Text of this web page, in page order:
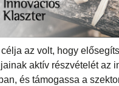
az volt, hogy
aktív részvételét az
és támogassa a